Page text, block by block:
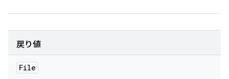
戻り値
File